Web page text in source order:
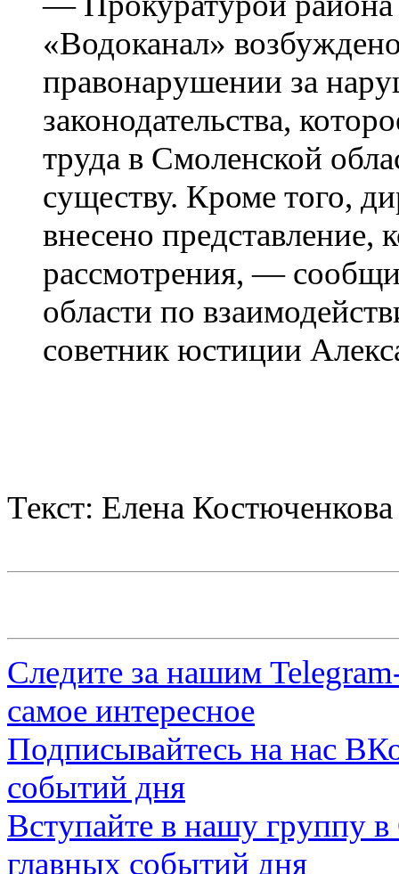
«Водоканал»
правонарушении за
законодательства,
труда в Смоленской
существу. Кроме того,
внесено представление,
рассмотрения, —
области по
советник юстиции
Текст: Елена Костюченкова
Следите за нашим
самое интересное
Подписывайтесь на нас
событий дня
Вступайте в нашу группу в
главных событий дня